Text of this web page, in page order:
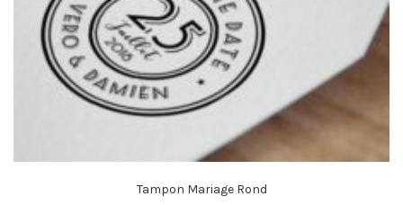
Tampon Mariage Rond